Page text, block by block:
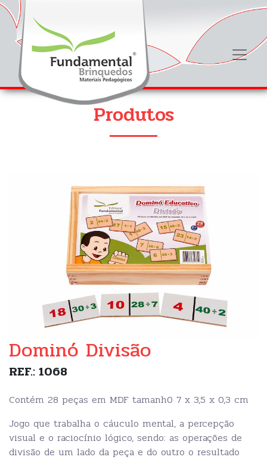
Produtos
Dominó Divisão
REF.: 1068
Contém 28 peças em MDF tamanh0 7 x 3,5 x 0,3 cm
Jogo que trabalha o cáuculo mental, a percepção
visual e o raciocínio lógico, sendo: as operações de
divisão de um lado da peça e do outro o resultado